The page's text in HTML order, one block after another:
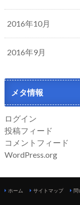
2016年10月
2016年9月
メタ情報
ログイン
投稿フィード
コメントフィード
WordPress.org
ホーム サイトマップ 問